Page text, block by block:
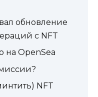
обновление
с NFT
на OpenSea
NFT